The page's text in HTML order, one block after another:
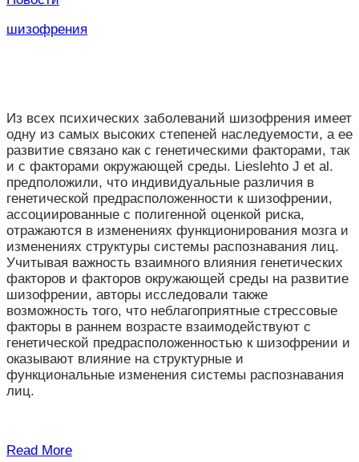
шизофрения
Из всех психических заболеваний шизофрения имеет
одну из самых высоких степеней наследуемости, а ее
развитие связано как с генетическими факторами, так
и с факторами окружающей среды. Lieslehto J et al.
предположили, что индивидуальные различия в
генетической предрасположенности к шизофрении,
ассоциированные с полигенной оценкой риска,
отражаются в изменениях функционирования мозга и
изменениях структуры системы распознавания лиц.
Учитывая важность взаимного влияния генетических
факторов и факторов окружающей среды на развитие
шизофрении, авторы исследовали также
возможность того, что неблагоприятные стрессовые
факторы в раннем возрасте взаимодействуют с
генетической предрасположенностью к шизофрении и
оказывают влияние на структурные и
функциональные изменения системы распознавания
лиц.
Read More